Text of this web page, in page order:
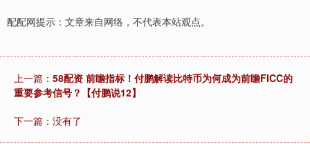
配配网提示：文章来自网络，不代表本站观点。
上一篇： 58配资 前瞻指标！付鹏解读比特币为何成为前瞻FICC的
重要参考信号？【付鹏说12】
下一篇：没有了